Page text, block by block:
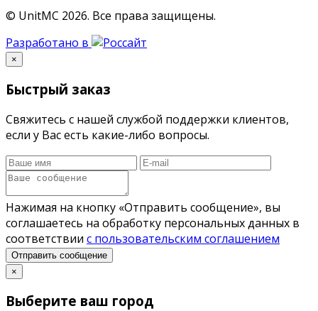
© UnitMC 2026. Все права защищены.
Разработано в
×
Быстрый заказ
Свяжитесь с нашей службой поддержки клиентов,
если у Вас есть какие-либо вопросы.
Нажимая на кнопку «Отправить сообщение», вы
соглашаетесь на обработку персональных данных в
соответствии с пользовательским соглашением
Отправить сообщение
×
Выберите ваш город